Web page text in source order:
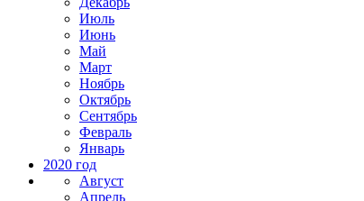
Июль
Июнь
Май
Март
Ноябрь
Октябрь
Сентябрь
Февраль
Январь
2020 год
Август
Апрель